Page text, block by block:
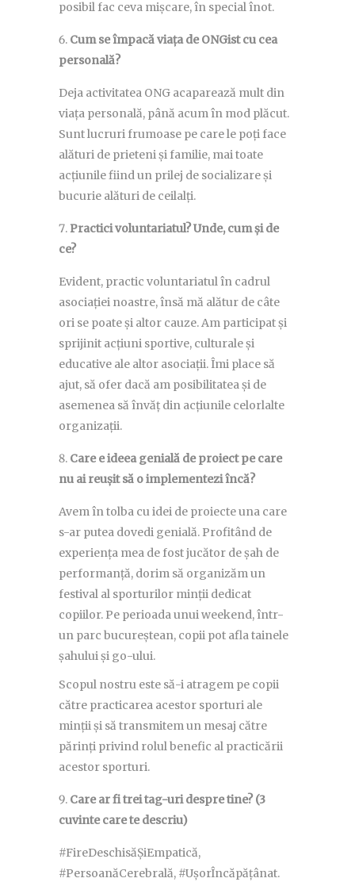
posibil fac ceva mișcare, în special înot.
Cum se împacă viața de ONGist cu cea
personală?
Deja activitatea ONG acaparează mult din
viața personală, până acum în mod plăcut.
Sunt lucruri frumoase pe care le poți face
alături de prieteni și familie, mai toate
acțiunile fiind un prilej de socializare și
bucurie alături de ceilalți.
Practici voluntariatul? Unde, cum și de
ce?
Evident, practic voluntariatul în cadrul
asociației noastre, însă mă alătur de câte
ori se poate și altor cauze. Am participat și
sprijinit acțiuni sportive, culturale și
educative ale altor asociații. Îmi place să
ajut, să ofer dacă am posibilitatea și de
asemenea să învăț din acțiunile celorlalte
organizații.
Care e ideea genială de proiect pe care
nu ai reușit să o implementezi încă?
Avem în tolba cu idei de proiecte una care
s-ar putea dovedi genială. Profitând de
experiența mea de fost jucător de șah de
performanță, dorim să organizăm un
festival al sporturilor minții dedicat
copiilor. Pe perioada unui weekend, într-
un parc bucureștean, copii pot afla tainele
șahului și go-ului.
Scopul nostru este să-i atragem pe copii
către practicarea acestor sporturi ale
minții și să transmitem un mesaj către
părinți privind rolul benefic al practicării
acestor sporturi.
Care ar fi trei tag-uri despre tine? (3
cuvinte care te descriu)
#FireDeschisăȘiEmpatică,
#PersoanăCerebrală, #UșorÎncăpățânat.